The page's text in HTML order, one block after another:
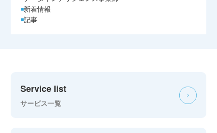
新着情報
記事
Service list
サービス一覧